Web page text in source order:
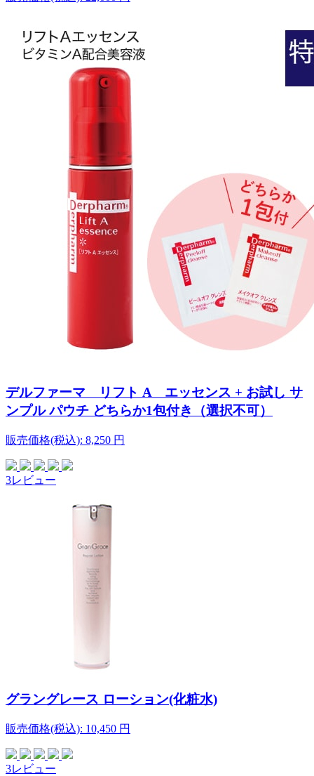
デルファーマ リフト A エッセンス + お試し サ
ンプル パウチ どちらか1包付き（選択不可）
販売価格(税込): 8,250 円
3レビュー
グラングレース ローション(化粧水)
販売価格(税込): 10,450 円
3レビュー